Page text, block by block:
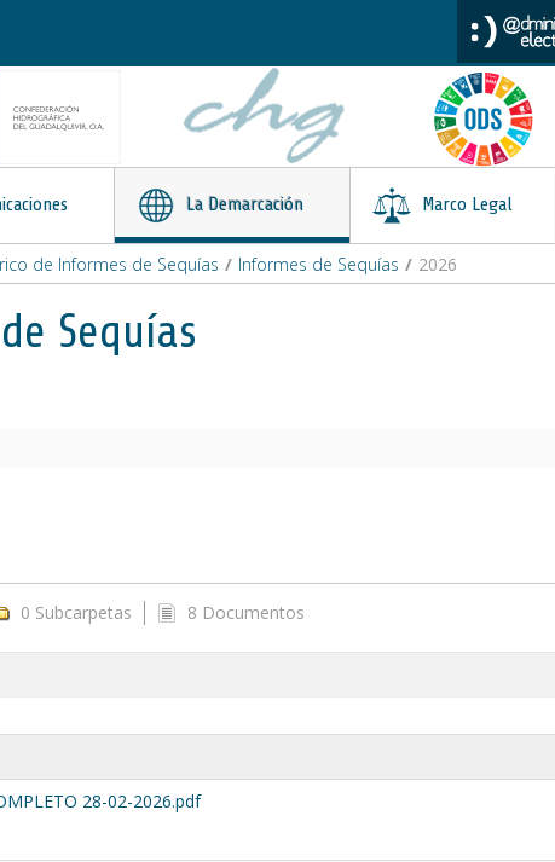
La Demarcación Marco Legal
de Informes de Sequías / Informes de Sequías / 2026
Sequías
0 Subcarpetas 8 Documentos
28-02-2026.pdf